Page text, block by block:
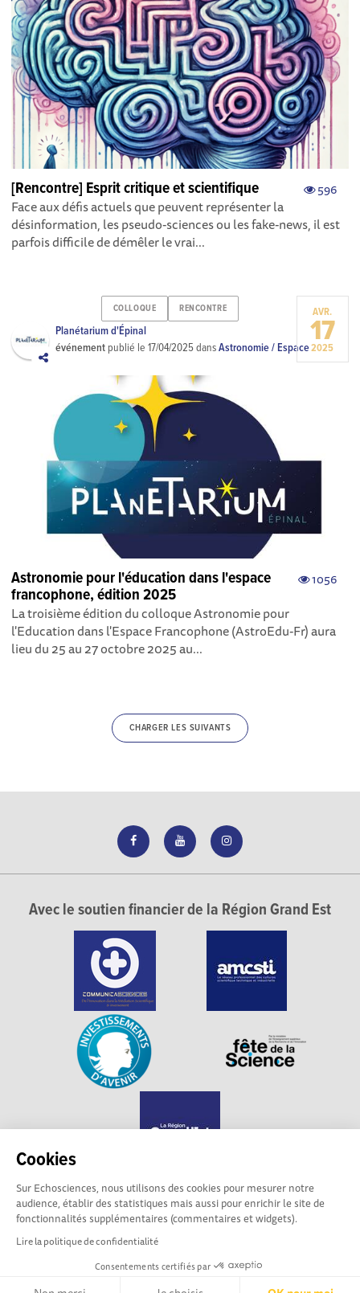
Cookies
Sur Echosciences, nous utilisons des cookies pour mesurer notre
audience, établir des statistiques mais aussi pour enrichir le site de
fonctionnalités supplémentaires (commentaires et widgets).
Lire la politique de confidentialité
Consentements certifiés par
596
[Rencontre] Esprit critique et scientifique
Face aux défis actuels que peuvent représenter la
désinformation, les pseudo-sciences ou les fake-news, il est
parfois difficile de démêler le vrai...
COLLOQUE RENCONTRE
Planétarium d'Épinal
événement publié le17/04/2025dansAstronomie / Espace
AVR.
17
2025
1056
Astronomie pour l'éducation dans l'espace
francophone, édition 2025
La troisième édition du colloque Astronomie pour
l'Education dans l'Espace Francophone (AstroEdu-Fr) aura
lieu du 25 au 27 octobre 2025 au...
CHARGER LES SUIVANTS
Avec le soutien financier de la Région Grand Est
Echosciences Grand Est est propulsé par
Communicasciences
Mentions légales|Politique de confidentialité
Ligne éditoriale